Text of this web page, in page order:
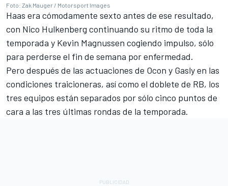
Foto: Zak Mauger / Motorsport Images
Haas era cómodamente sexto antes de ese resultado,
con Nico Hulkenberg continuando su ritmo de toda la
temporada y Kevin Magnussen cogiendo impulso, sólo
para perderse el fin de semana por enfermedad.
Pero después de las actuaciones de Ocon y Gasly en las
condiciones traicioneras, así como el doblete de RB, los
tres equipos están separados por sólo cinco puntos de
cara a las tres últimas rondas de la temporada.